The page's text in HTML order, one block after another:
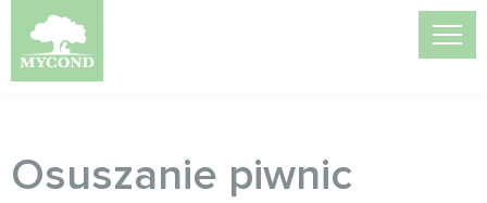
Osuszanie piwnic